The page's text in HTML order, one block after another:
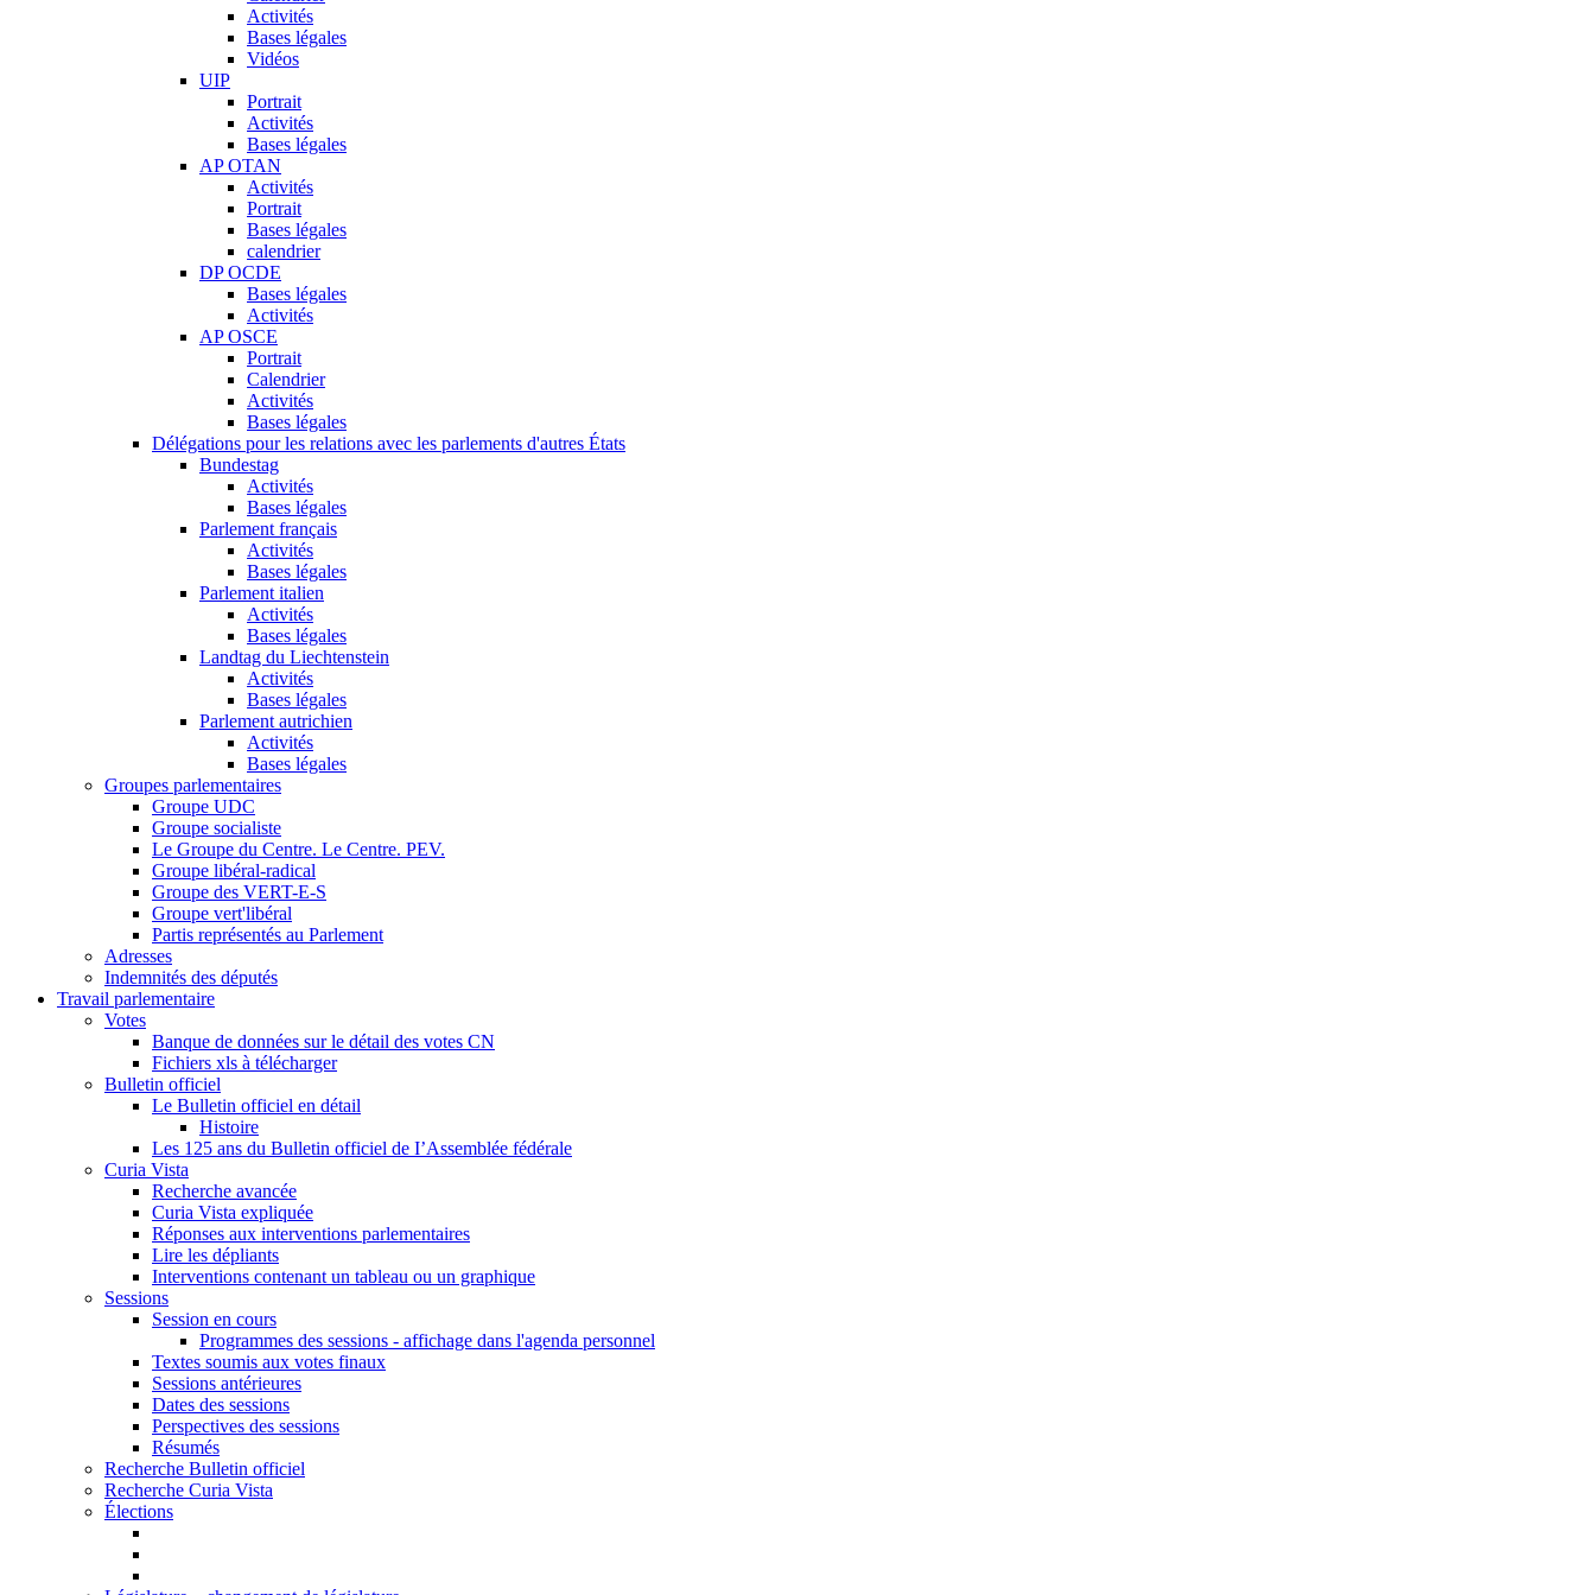
Activités
Bases légales
Vidéos
UIP
Portrait
Activités
Bases légales
AP OTAN
Activités
Portrait
Bases légales
calendrier
DP OCDE
Bases légales
Activités
AP OSCE
Portrait
Calendrier
Activités
Bases légales
Délégations pour les relations avec les parlements d'autres États
Bundestag
Activités
Bases légales
Parlement français
Activités
Bases légales
Parlement italien
Activités
Bases légales
Landtag du Liechtenstein
Activités
Bases légales
Parlement autrichien
Activités
Bases légales
Groupes parlementaires
Groupe UDC
Groupe socialiste
Le Groupe du Centre. Le Centre. PEV.
Groupe libéral-radical
Groupe des VERT-E-S
Groupe vert'libéral
Partis représentés au Parlement
Adresses
Indemnités des députés
Travail parlementaire
Votes
Banque de données sur le détail des votes CN
Fichiers xls à télécharger
Bulletin officiel
Le Bulletin officiel en détail
Histoire
Les 125 ans du Bulletin officiel de I’Assemblée fédérale
Curia Vista
Recherche avancée
Curia Vista expliquée
Réponses aux interventions parlementaires
Lire les dépliants
Interventions contenant un tableau ou un graphique
Sessions
Session en cours
Programmes des sessions - affichage dans l'agenda personnel
Textes soumis aux votes finaux
Sessions antérieures
Dates des sessions
Perspectives des sessions
Résumés
Recherche Bulletin officiel
Recherche Curia Vista
Élections